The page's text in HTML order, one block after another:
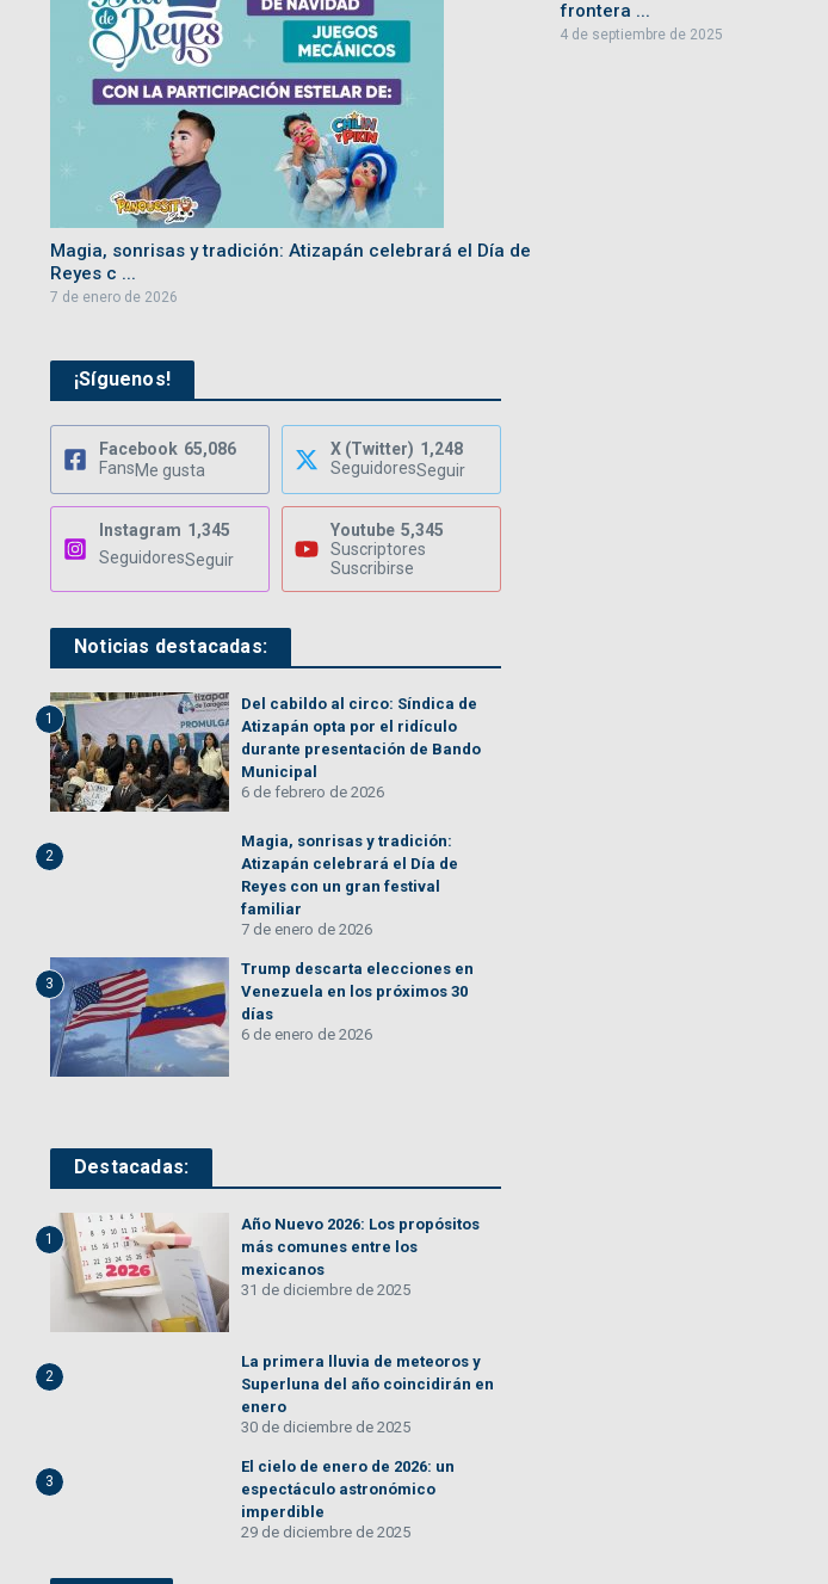
Magia, sonrisas y tradición: Atizapán celebrará el Día de
Reyes c ...
7 de enero de 2026
frontera ...
4 de septiembre de 2025
¡Síguenos!
Facebook 65,086
FansMe gusta
X (Twitter) 1,248
SeguidoresSeguir
Instagram 1,345
SeguidoresSeguir
Youtube 5,345
Suscriptores
Suscribirse
Noticias destacadas:
1
Del cabildo al circo: Síndica de
Atizapán opta por el ridículo
durante presentación de Bando
Municipal
6 de febrero de 2026
2
Magia, sonrisas y tradición:
Atizapán celebrará el Día de
Reyes con un gran festival
familiar
7 de enero de 2026
3
Trump descarta elecciones en
Venezuela en los próximos 30
días
6 de enero de 2026
Destacadas:
1
Año Nuevo 2026: Los propósitos
más comunes entre los
mexicanos
31 de diciembre de 2025
2
La primera lluvia de meteoros y
Superluna del año coincidirán en
enero
30 de diciembre de 2025
3
El cielo de enero de 2026: un
espectáculo astronómico
imperdible
29 de diciembre de 2025